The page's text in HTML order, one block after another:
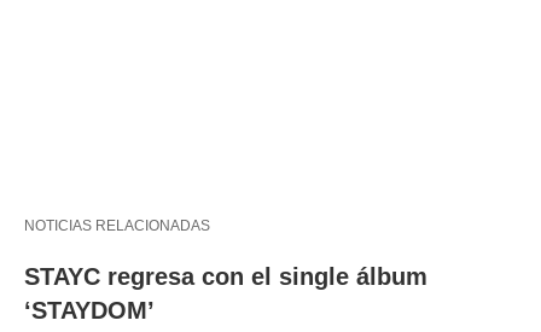
NOTICIAS RELACIONADAS
STAYC regresa con el single álbum
‘STAYDOM’